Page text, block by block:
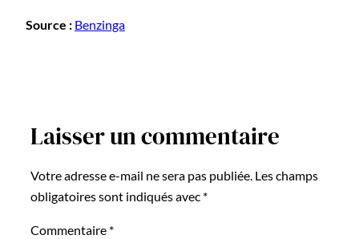
Source : Benzinga
Laisser un commentaire
Votre adresse e-mail ne sera pas publiée. Les champs
obligatoires sont indiqués avec *
Commentaire *